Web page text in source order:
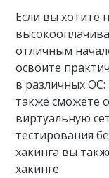
Если вы хотите
отличным
освоите
в различных
также сможете
виртуальную
тестирования
хакинга вы
хакинге.